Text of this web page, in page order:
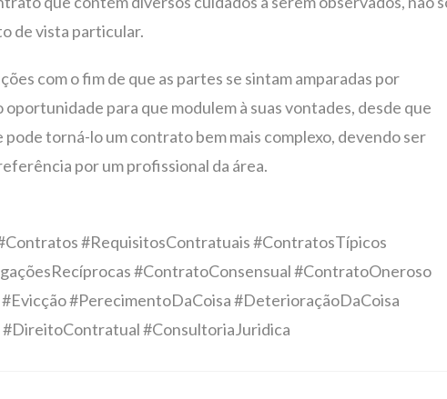
de vista particular.
com o fim de que as partes se sintam amparadas por
para que modulem à suas vontades, desde que
torná-lo um contrato bem mais complexo, devendo ser
por um profissional da área.
#RequisitosContratuais #ContratosTípicos
#ContratoConsensual #ContratoOneroso
#PerecimentoDaCoisa #DeterioraçãoDaCoisa
#ConsultoriaJuridica